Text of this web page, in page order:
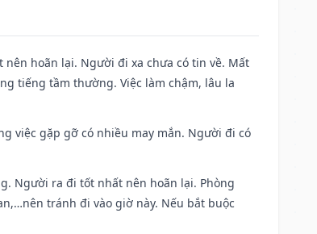
hoãn lại. Người đi xa chưa có tin về. Mất
tiếng tầm thường. Việc làm chậm, lâu la
việc gặp gỡ có nhiều may mắn. Người đi có
Người ra đi tốt nhất nên hoãn lại. Phòng
tránh đi vào giờ này. Nếu bắt buộc